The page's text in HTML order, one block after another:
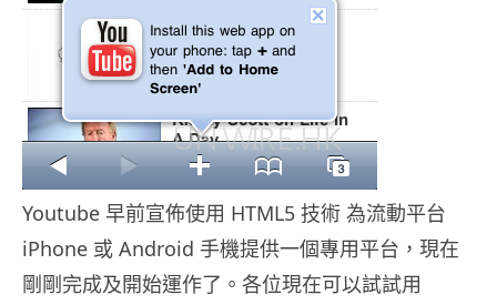
Youtube 早前宣佈使用 HTML5 技術 為流動平台
iPhone 或 Android 手機提供一個專用平台，現在
剛剛完成及開始運作了。各位現在可以試試用